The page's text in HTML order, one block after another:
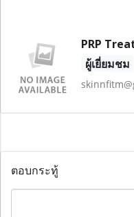
PRP
ผู้เยี่ยมชม
ตอบกระทู้